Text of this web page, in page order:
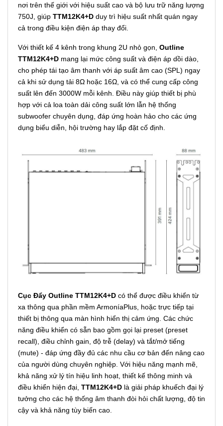
nơi trên thế giới với hiệu suất cao và bộ lưu trữ năng lượng
750J, giúp TTM12K4+D duy trì hiệu suất nhất quán ngay
cả trong điều kiện điện áp thay đổi.
Với thiết kế 4 kênh trong khung 2U nhỏ gọn, Outline
TTM12K4+D mang lại mức công suất và điện áp dồi dào,
cho phép tái tạo âm thanh với áp suất âm cao (SPL) ngay
cả khi sử dụng tải 8Ω hoặc 16Ω, và có thể cung cấp công
suất lên đến 3000W mỗi kênh. Điều này giúp thiết bị phù
hợp với cả loa toàn dải công suất lớn lẫn hệ thống
subwoofer chuyên dụng, đáp ứng hoàn hảo cho các ứng
dụng biểu diễn, hội trường hay lắp đặt cố định.
Cục Đẩy Outline TTM12K4+D có thể được điều khiển từ
xa thông qua phần mềm ArmoníaPlus, hoặc trực tiếp tại
thiết bị thông qua màn hình hiển thị cảm ứng. Các chức
năng điều khiển có sẵn bao gồm gọi lại preset (preset
recall), điều chỉnh gain, độ trễ (delay) và tắt/mở tiếng
(mute) - đáp ứng đầy đủ các nhu cầu cơ bản đến nâng cao
của người dùng chuyên nghiệp. Với hiệu năng mạnh mẽ,
khả năng xử lý tín hiệu linh hoạt, thiết kế thông minh và
điều khiển hiện đại, TTM12K4+D là giải pháp khuếch đại lý
tưởng cho các hệ thống âm thanh đòi hỏi chất lượng, độ tin
cậy và khả năng tùy biến cao.